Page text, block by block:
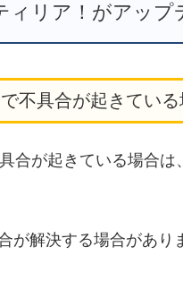
ィリア！がアップ
不具合が起きている
合が起きている場合
が解決する場合があり